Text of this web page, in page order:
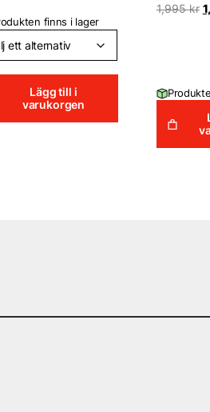
finns i lager
Lägg till i
varukorgen
1,995kr